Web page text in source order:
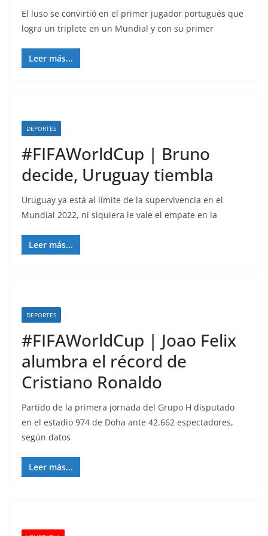
El luso se convirtió en el primer jugador portugués que
logra un triplete en un Mundial y con su primer
Leer más...
DEPORTES
#FIFAWorldCup | Bruno
decide, Uruguay tiembla
Uruguay ya está al límite de la supervivencia en el
Mundial 2022, ni siquiera le vale el empate en la
Leer más...
DEPORTES
#FIFAWorldCup | Joao Felix
alumbra el récord de
Cristiano Ronaldo
Partido de la primera jornada del Grupo H disputado
en el estadio 974 de Doha ante 42.662 espectadores,
según datos
Leer más...